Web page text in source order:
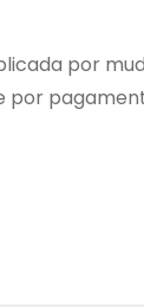
por
por